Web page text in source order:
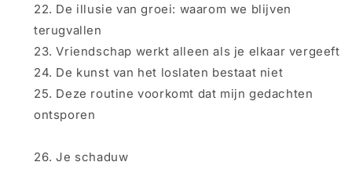
De illusie van groei: waarom we blijven
terugvallen
Vriendschap werkt alleen als je elkaar vergeeft
De kunst van het loslaten bestaat niet
Deze routine voorkomt dat mijn gedachten
ontsporen
Je schaduw